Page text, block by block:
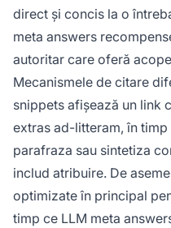
direct și concis la o
meta answers
autoritar care oferă
Mecanismele de citare
snippets afișează un link
extras ad-litteram, în
parafraza sau sintetiza
includ atribuire. De
optimizate în principal
timp ce LLM meta